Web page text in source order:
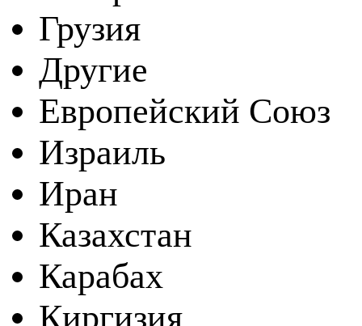
Грузия
Другие
Европейский Союз
Израиль
Иран
Казахстан
Карабах
Киргизия